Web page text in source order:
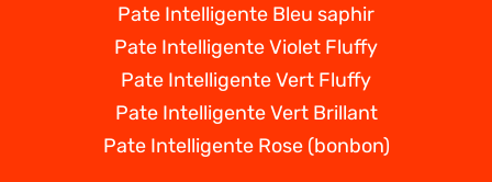
Pate Intelligente Bleu saphir
Pate Intelligente Violet Fluffy
Pate Intelligente Vert Fluffy
Pate Intelligente Vert Brillant
Pate Intelligente Rose (bonbon)